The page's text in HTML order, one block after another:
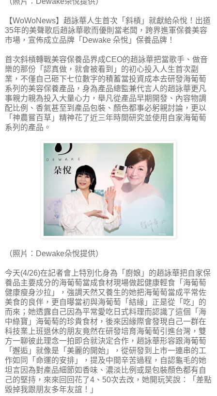
【WoWoNews】趙詠華人生首次「斜槓」就獻給朵悅！出道
35年的美聲歌后趙詠華歌而優則當老闆，跨界進軍保養美容
市場，宣佈成立品牌「Dewake 朵悅」保養品牌！
首次斜槓轉戰美容保養品界成CEO的趙詠華把當歌手、做音
樂的那份「認真做，就會被看到」的初心投入人生首次副
業，不僅自己砸下七位數字的積蓄當投資成本去研發海葡萄
系列的美容保養產品，身為產品總監兼代言人的趙詠華更凡
事親力親為投入大量心力，舉凡從產品早期開發、內容物調
配比例、香氣甚至到產品包裝、顏色都事必躬親討論，更以
「神農嘗百草」精神花了近三年時間研究並使用自家海葡萄
系列的產品。
（照片：Dewake朵悅提供）
今天(4/26)在記者會上特別化身為「廚娘」的趙詠華把自家保
養品主要成分的海葡萄當成食材現場做起健康輕食「海葡萄
健康瘦身沙拉」，強調天然又養生的她把海葡萄當成平常佐
美食的良伴，更自曝當初與海葡萄「結緣」正是從「吃」的
而來；她透露自己因為平常愛吃日式料理而認識了這個「海
中綠寶」海葡萄的珍貴食材，後來因緣際會發現自己一群在
科技業上班退休的朋友竟然在研發培育海葡萄引進台灣，雙
方一聊彼此理念一拍即合就決定合作，趙詠華形容跟海葡萄
「邂逅」就像是「美麗的開始」，從研發到上市一連串的工
作如同「命運的安排」，提及中間辛苦過程，自認龜毛的她
坦言因為對產品細節如香味、濃淡比例或是包裝顏色都有自
己的堅持，來來回回花了4、50次去改，她開玩笑說：「差點
毀掉我跟朋友多年友誼！」